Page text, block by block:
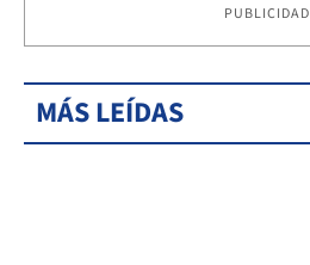
PUBLICIDAD
MÁS LEÍDAS